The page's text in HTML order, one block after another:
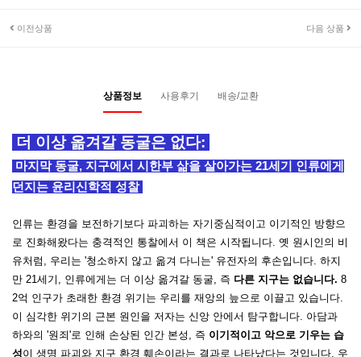
이전상품 다음 상품
상품정보 사용후기 배송/교환
더 이상 옮겨갈 동굴은 없다:
마지막 동굴, 지구에서 시한부 삶을 살아가는 21세기 인류에게
던지는 윤리신학적 성찰
인류는 환경을 보전하기보다 파괴하는 자기중심적이고 이기적인 방향으
로 진화해왔다는 충격적인 통찰에서 이 책은 시작됩니다. 옛 원시인의 비
유처럼, 우리는 '청소하지 않고 옮겨 다니는' 유전자의 후손입니다. 하지
만 21세기, 인류에게는 더 이상 옮겨갈 동굴, 즉 다른 지구는 없습니다. 8
2억 인구가 초래한 환경 위기는 우리를 재앙의 늪으로 이끌고 있습니다.
이 심각한 위기의 근본 원인을 저자는 신앙 안에서 탐구합니다. 아담과
하와의 '원죄'로 인해 손상된 인간 본성, 즉 이기적이고 악으로 기우는 습
성이 생명 파괴와 지구 환경 훼손이라는 결과로 나타났다는 것입니다. 우